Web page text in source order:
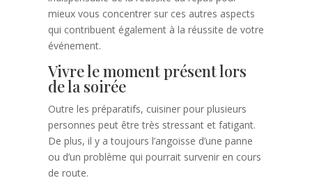
mieux vous concentrer sur ces autres aspects
qui contribuent également à la réussite de votre
événement.
Vivre le moment présent lors
de la soirée
Outre les préparatifs, cuisiner pour plusieurs
personnes peut être très stressant et fatigant.
De plus, il y a toujours l’angoisse d’une panne
ou d’un problème qui pourrait survenir en cours
de route.